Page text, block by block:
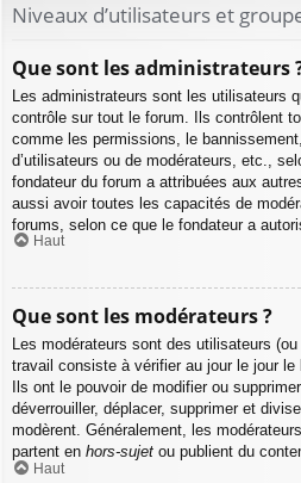
Niveaux d’utilisateurs et
Que sont les administrateurs
Les administrateurs sont les utilisateurs
contrôle sur tout le forum. Ils contrôlent
comme les permissions, le
d’utilisateurs ou de modérateurs, etc.,
fondateur du forum a attribuées aux
aussi avoir toutes les capacités de
forums, selon ce que le fondateur a
Haut
Que sont les modérateurs ?
Les modérateurs sont des utilisateurs
travail consiste à vérifier au jour le jour
Ils ont le pouvoir de modifier ou
déverrouiller, déplacer, supprimer et
modèrent. Généralement, les
partent en hors-sujet ou publient du
Haut